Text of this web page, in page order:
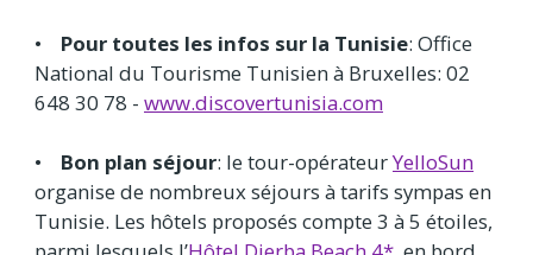
• Pour toutes les infos sur la Tunisie: Office
National du Tourisme Tunisien à Bruxelles: 02
648 30 78 - www.discovertunisia.com
• Bon plan séjour: le tour-opérateurYelloSun
organise de nombreux séjours à tarifs sympas en
Tunisie. Les hôtels proposés compte 3 à 5 étoiles,